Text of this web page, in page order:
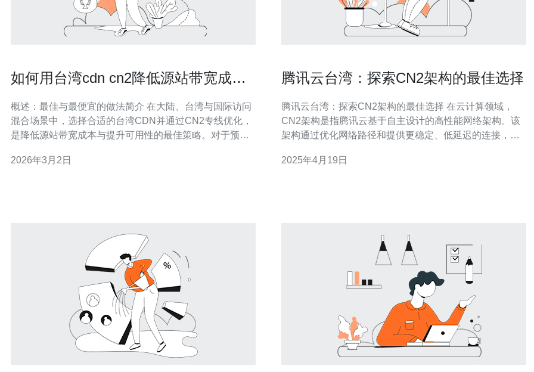
如何用台湾cdn cn2降低源站带宽成本
概述：最佳与最便宜的做法简介 在大陆、台湾与国际访问
混合场景中，选择合适的台湾CDN并通过CN2专线优化，
是降低源站带宽成本与提升可用性的最佳策略。对于预算
而是通过边缘缓存、长缓存TTL、压缩和图片优化等手段
2026年3月2日
腾讯云台湾：探索CN2架构的最佳选择
腾讯云台湾：探索CN2架构的最佳选择 在云计算领域，
CN2架构是指腾讯云基于自主设计的高性能网络架构。该
架构通过优化网络路径和提供更稳定、低延迟的连接，为
地区的数据中心，基于腾讯自有的CN2架构，为台湾用户
2025年4月19日